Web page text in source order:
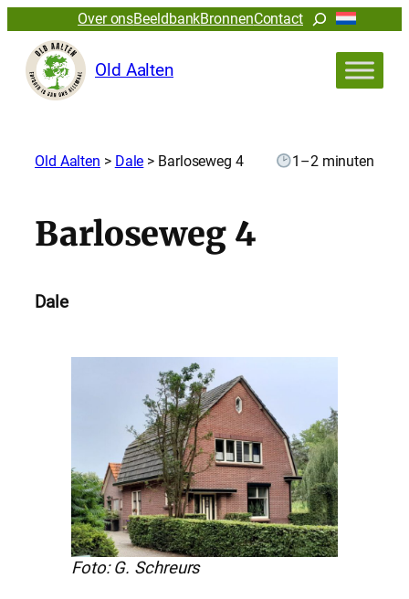
Over onsBeeldbankBronnenContactZoeken
Old Aalten
Old Aalten > Dale > Barloseweg 4 1–2 minuten
Barloseweg 4
Dale
Foto: G. Schreurs